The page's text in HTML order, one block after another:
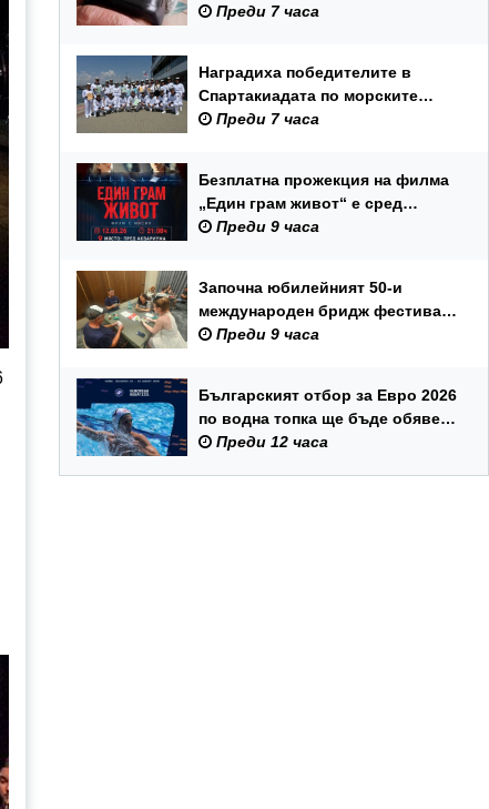
възрастни хора и лица с трайни
Преди 7 часа
Наградиха победителите в
Спартакиадата по морските
спортове на Военноморските
Преди 7 часа
Безплатна прожекция на филма
„Един грам живот“ е сред
събитията за Международния
Преди 9 часа
Започна юбилейният 50-и
международен бридж фестивал
„Варна“
Преди 9 часа
Българският отбор за Евро 2026
по водна топка ще бъде обявен
на 7 август
Преди 12 часа